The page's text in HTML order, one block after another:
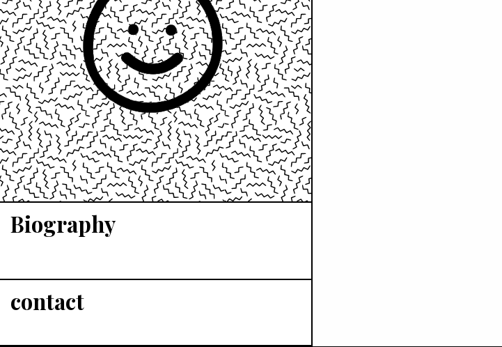
Biography
contact